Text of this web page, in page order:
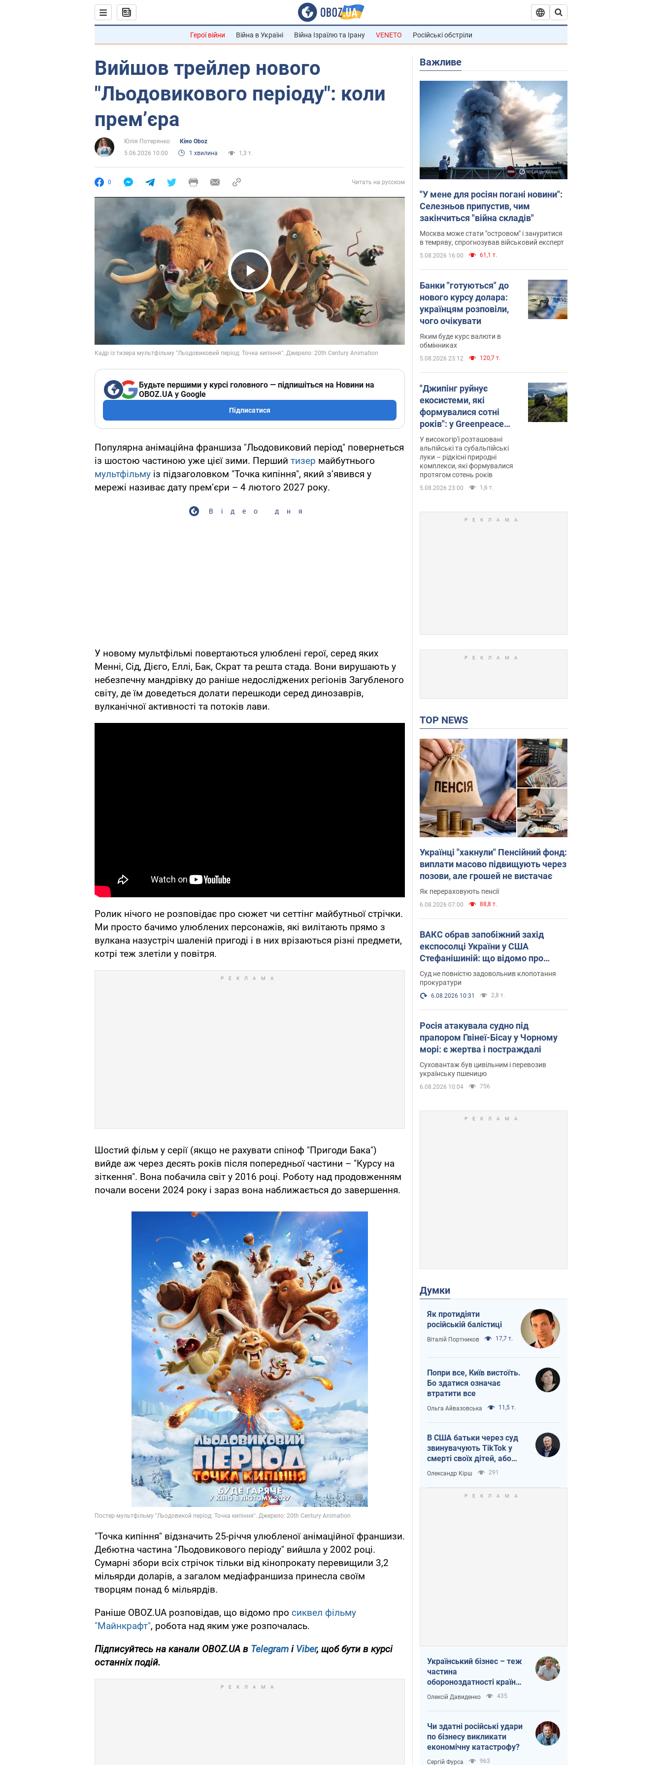
Герої війни Війна в Україні Війна Ізраїлю та Ірану VENETO Російські обстріли
Вийшов трейлер нового
"Льодовикового періоду": коли
премʼєра
Юлія Потерянко
Кіно Oboz
5.06.2026 10:00
1 хвилина 1,3 т.
0 Читать на русском
Play Video
Будьте першими у курсі головного — підпишіться на Новини на
OBOZ.UA у Google
Підписатися
Популярна анімаційна франшиза "Льодовиковий період" повернеться
із шостою частиною уже цієї зими. Перший тизер майбутнього
мультфільму із підзаголовком "Точка кипіння", який з’явився у
мережі називає дату прем’єри – 4 лютого 2027 року.
Відео дня
У новому мультфільмі повертаються улюблені герої, серед яких
Менні, Сід, Дієго, Еллі, Бак, Скрат та решта стада. Вони вирушають у
небезпечну мандрівку до раніше недосліджених регіонів Загубленого
світу, де їм доведеться долати перешкоди серед динозаврів,
вулканічної активності та потоків лави.
Ролик нічого не розповідає про сюжет чи сеттінг майбутньої стрічки.
Ми просто бачимо улюблених персонажів, які вилітають прямо з
вулкана назустріч шаленій пригоді і в них врізаються різні предмети,
котрі теж злетіли у повітря.
Шостий фільм у серії (якщо не рахувати спіноф "Пригоди Бака")
вийде аж через десять років після попередньої частини – "Курсу на
зіткення". Вона побачила світ у 2016 році. Роботу над продовженням
почали восени 2024 року і зараз вона наближається до завершення.
"Точка кипіння" відзначить 25-річчя улюбленої анімаційної франшизи.
Дебютна частина "Льодовикового періоду" вийшла у 2002 році.
Сумарні збори всіх стрічок тільки від кінопрокату перевищили 3,2
мільярди доларів, а загалом медіафраншиза принесла своїм
творцям понад 6 мільярдів.
Раніше OBOZ.UA розповідав, що відомо про сиквел фільму
"Майнкрафт", робота над яким уже розпочалась.
Підписуйтесь на канали OBOZ.UA в Telegram і Viber, щоб бути в курсі
останніх подій.
Важливе
"У мене для росіян погані новини":
Селезньов припустив, чим
закінчиться "війна складів"
Москва може стати "островом" і зануритися
в темряву, спрогнозував військовий експерт
5.08.2026 16:00 61,1 т.
Банки "готуються" до
нового курсу долара:
українцям розповіли,
чого очікувати
Яким буде курс валюти в
обмінниках
5.08.2026 23:12 120,7 т.
"Джипінг руйнує
екосистеми, які
формувалися сотні
років": у Greenpeace
забили на сполох
У високогір'ї розташовані
альпійські та субальпійські
луки – рідкісні природні
комплекси, які формувалися
протягом сотень років
5.08.2026 23:00 1,6 т.
TOP NEWS
Українці "хакнули" Пенсійний фонд:
виплати масово підвищують через
позови, але грошей не вистачає
Як перераховують пенсії
6.08.2026 07:00 88,8 т.
ВАКС обрав запобіжний захід
експосолці України у США
Стефанішиній: що відомо про
справу
Суд не повністю задовольнив клопотання
прокуратури
6.08.2026 10:31 2,8 т.
Росія атакувала судно під
прапором Гвінеї-Бісау у Чорному
морі: є жертва і постраждалі
Суховантаж був цивільним і перевозив
українську пшеницю
6.08.2026 10:04 756
Думки
Як протидіяти
російській балістиці
Віталій Портников 17,7 т.
Попри все, Київ вистоїть.
Бо здатися означає
втратити все
Ольга Айвазовська 11,5 т.
В США батьки через суд
звинувачують TikTok у
смерті своїх дітей, або
Атака КНР на молодь
Олександр Кірш 291
Український бізнес – теж
частина
обороноздатності країни.
Не віддавайте їхній ринок
чужим
Олексій Давиденко 435
Чи здатні російські удари
по бізнесу викликати
економічну катастрофу?
Сергій Фурса 963